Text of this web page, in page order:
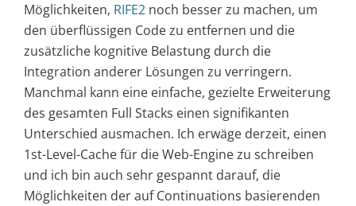
Möglichkeiten, RIFE2 noch besser zu machen, um
den überflüssigen Code zu entfernen und die
zusätzliche kognitive Belastung durch die
Integration anderer Lösungen zu verringern.
Manchmal kann eine einfache, gezielte Erweiterung
des gesamten Full Stacks einen signifikanten
Unterschied ausmachen. Ich erwäge derzeit, einen
1st-Level-Cache für die Web-Engine zu schreiben
und ich bin auch sehr gespannt darauf, die
Möglichkeiten der auf Continuations basierenden